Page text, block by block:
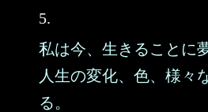
5.
私は今、生きることに
人生の変化、色、様々
る。